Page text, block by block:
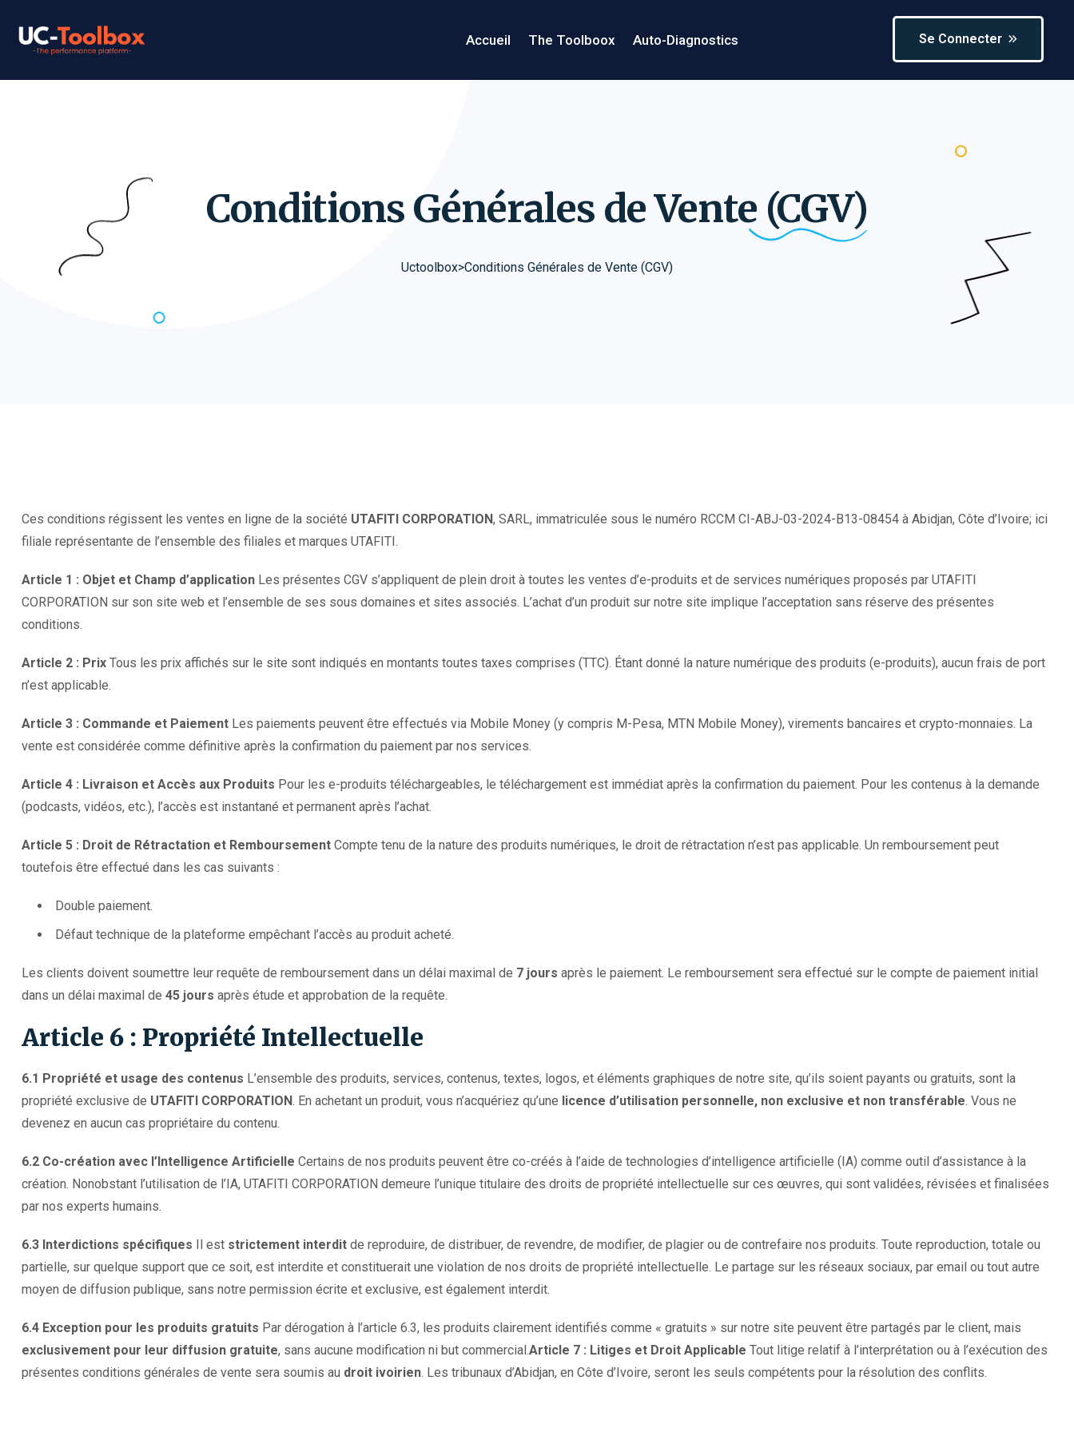
Accueil The Toolboox Auto-Diagnostics Se Connecter
Conditions Générales de Vente (CGV)
Uctoolbox>Conditions Générales de Vente (CGV)
Ces conditions régissent les ventes en ligne de la société UTAFITI CORPORATION, SARL, immatriculée sous le numéro RCCM CI-ABJ-03-2024-B13-08454 à Abidjan, Côte d’Ivoire; ici
filiale représentante de l’ensemble des filiales et marques UTAFITI.
Article 1 : Objet et Champ d’application Les présentes CGV s’appliquent de plein droit à toutes les ventes d’e-produits et de services numériques proposés par UTAFITI
CORPORATION sur son site web et l’ensemble de ses sous domaines et sites associés. L’achat d’un produit sur notre site implique l’acceptation sans réserve des présentes
conditions.
Article 2 : Prix Tous les prix affichés sur le site sont indiqués en montants toutes taxes comprises (TTC). Étant donné la nature numérique des produits (e-produits), aucun frais de port
n’est applicable.
Article 3 : Commande et Paiement Les paiements peuvent être effectués via Mobile Money (y compris M-Pesa, MTN Mobile Money), virements bancaires et crypto-monnaies. La
vente est considérée comme définitive après la confirmation du paiement par nos services.
Article 4 : Livraison et Accès aux Produits Pour les e-produits téléchargeables, le téléchargement est immédiat après la confirmation du paiement. Pour les contenus à la demande
(podcasts, vidéos, etc.), l’accès est instantané et permanent après l’achat.
Article 5 : Droit de Rétractation et Remboursement Compte tenu de la nature des produits numériques, le droit de rétractation n’est pas applicable. Un remboursement peut
toutefois être effectué dans les cas suivants :
Double paiement.
Défaut technique de la plateforme empêchant l’accès au produit acheté.
Les clients doivent soumettre leur requête de remboursement dans un délai maximal de 7 jours après le paiement. Le remboursement sera effectué sur le compte de paiement initial
dans un délai maximal de 45 jours après étude et approbation de la requête.
Article 6 : Propriété Intellectuelle
6.1 Propriété et usage des contenus L’ensemble des produits, services, contenus, textes, logos, et éléments graphiques de notre site, qu’ils soient payants ou gratuits, sont la
propriété exclusive de UTAFITI CORPORATION. En achetant un produit, vous n’acquériez qu’une licence d’utilisation personnelle, non exclusive et non transférable. Vous ne
devenez en aucun cas propriétaire du contenu.
6.2 Co-création avec l’Intelligence Artificielle Certains de nos produits peuvent être co-créés à l’aide de technologies d’intelligence artificielle (IA) comme outil d’assistance à la
création. Nonobstant l’utilisation de l’IA, UTAFITI CORPORATION demeure l’unique titulaire des droits de propriété intellectuelle sur ces œuvres, qui sont validées, révisées et finalisées
par nos experts humains.
6.3 Interdictions spécifiques Il est strictement interdit de reproduire, de distribuer, de revendre, de modifier, de plagier ou de contrefaire nos produits. Toute reproduction, totale ou
partielle, sur quelque support que ce soit, est interdite et constituerait une violation de nos droits de propriété intellectuelle. Le partage sur les réseaux sociaux, par email ou tout autre
moyen de diffusion publique, sans notre permission écrite et exclusive, est également interdit.
6.4 Exception pour les produits gratuits Par dérogation à l’article 6.3, les produits clairement identifiés comme « gratuits » sur notre site peuvent être partagés par le client, mais
exclusivement pour leur diffusion gratuite, sans aucune modification ni but commercial.Article 7 : Litiges et Droit Applicable Tout litige relatif à l’interprétation ou à l’exécution des
présentes conditions générales de vente sera soumis au droit ivoirien. Les tribunaux d’Abidjan, en Côte d’Ivoire, seront les seuls compétents pour la résolution des conflits.